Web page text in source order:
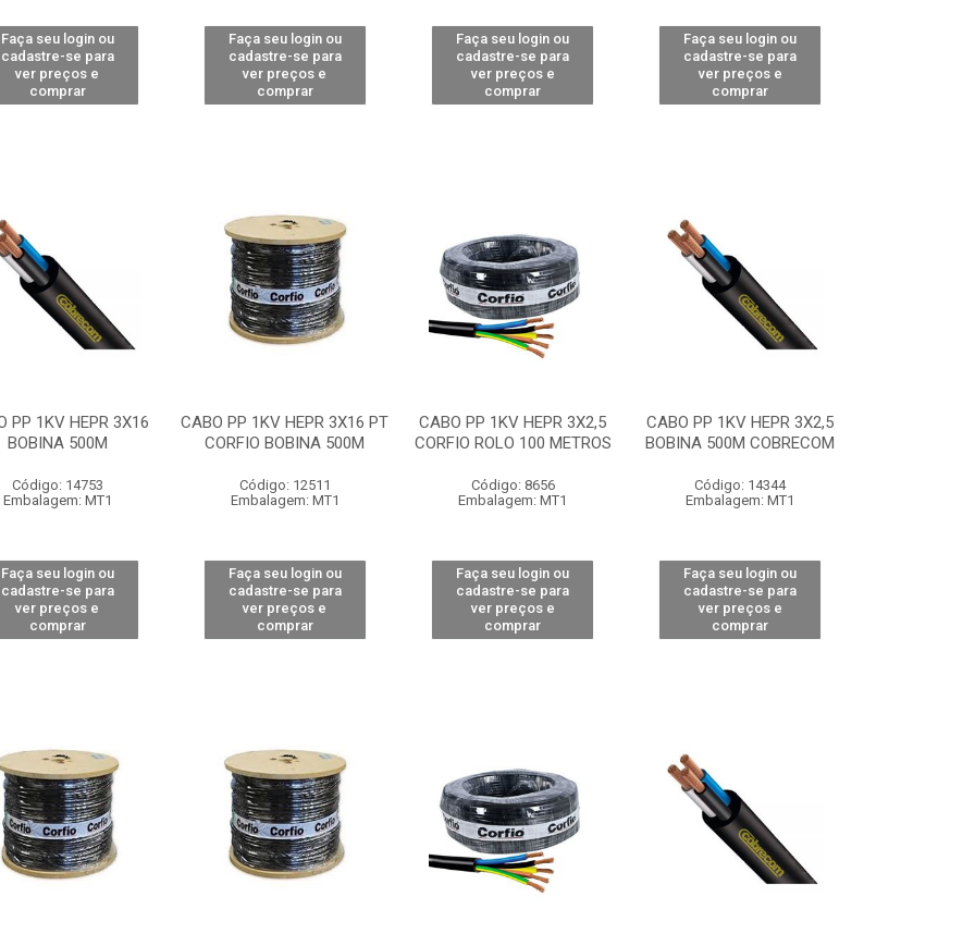
Faça seu login ou
cadastre-se para
ver preços e
comprar
Faça seu login ou
cadastre-se para
ver preços e
comprar
Faça seu login ou
cadastre-se para
ver preços e
comprar
Faça seu login ou
cadastre-se para
ver preços e
comprar
PP 1KV HEPR 3X16
BOBINA 500M
Código: 14753
Embalagem: MT1
Faça seu login ou
cadastre-se para
ver preços e
comprar
CABO PP 1KV HEPR 3X16 PT
CORFIO BOBINA 500M
Código: 12511
Embalagem: MT1
Faça seu login ou
cadastre-se para
ver preços e
comprar
CABO PP 1KV HEPR 3X2,5
CORFIO ROLO 100 METROS
Código: 8656
Embalagem: MT1
Faça seu login ou
cadastre-se para
ver preços e
comprar
CABO PP 1KV HEPR 3X2,5
BOBINA 500M COBRECOM
Código: 14344
Embalagem: MT1
Faça seu login ou
cadastre-se para
ver preços e
comprar